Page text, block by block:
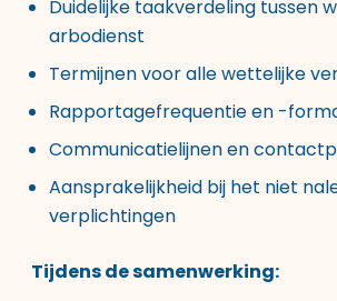
Duidelijke taakverdeling tussen
arbodienst
Termijnen voor alle wettelijke
Rapportagefrequentie en -
Communicatielijnen en
Aansprakelijkheid bij het niet
verplichtingen
Tijdens de samenwerking: